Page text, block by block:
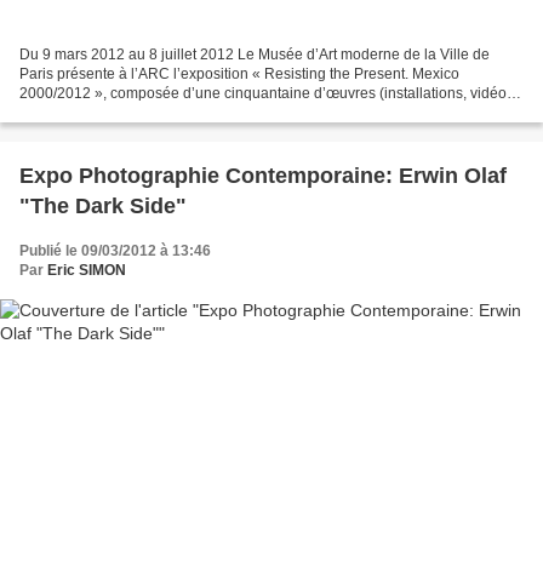
Du 9 mars 2012 au 8 juillet 2012 Le Musée d’Art moderne de la Ville de
Paris présente à l’ARC l’exposition « Resisting the Present. Mexico
2000/2012 », composée d’une cinquantaine d’œuvres (installations, vidéos,
Expo Photographie Contemporaine: Erwin Olaf
"The Dark Side"
Publié le 09/03/2012 à 13:46
Par Eric SIMON